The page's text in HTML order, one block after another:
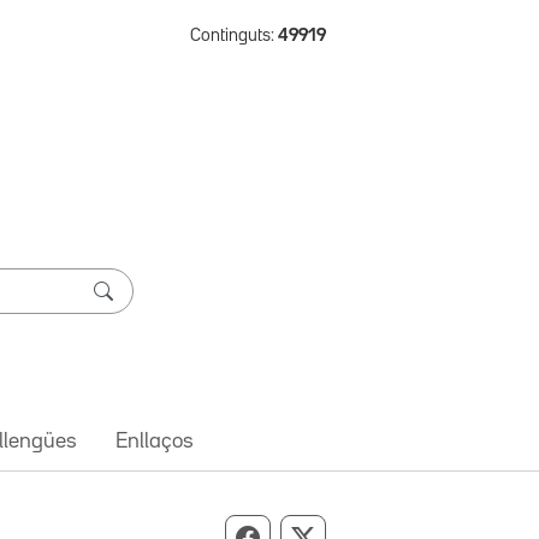
Continguts: 49919
Enllaços